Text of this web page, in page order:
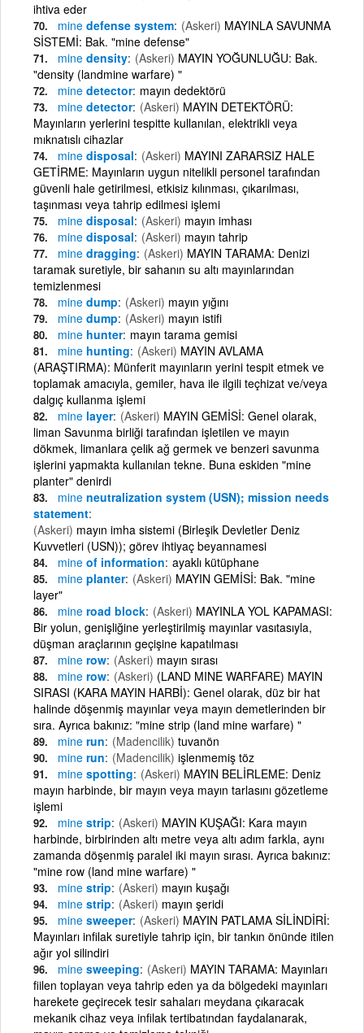
ihtiva eder
mine defense system (Askeri) MAYINLA SAVUNMA
SİSTEMİ: Bak. "mine defense"
mine density (Askeri) MAYIN YOĞUNLUĞU: Bak.
"density (landmine warfare) "
mine detector mayın dedektörü
mine detector (Askeri) MAYIN DETEKTÖRÜ:
Mayınların yerlerini tespitte kullanılan, elektrikli veya
mıknatıslı cihazlar
mine disposal (Askeri) MAYINI ZARARSIZ HALE
GETİRME: Mayınların uygun nitelikli personel tarafından
güvenli hale getirilmesi, etkisiz kılınması, çıkarılması,
taşınması veya tahrip edilmesi işlemi
mine disposal (Askeri) mayın imhası
mine disposal (Askeri) mayın tahrip
mine dragging (Askeri) MAYIN TARAMA: Denizi
taramak suretiyle, bir sahanın su altı mayınlarından
temizlenmesi
mine dump (Askeri) mayın yığını
mine dump (Askeri) mayın istifi
mine hunter mayın tarama gemisi
mine hunting (Askeri) MAYIN AVLAMA
(ARAŞTIRMA): Münferit mayınların yerini tespit etmek ve
toplamak amacıyla, gemiler, hava ile ilgili teçhizat ve/veya
dalgıç kullanma işlemi
mine layer (Askeri) MAYIN GEMİSİ: Genel olarak,
liman Savunma birliği tarafından işletilen ve mayın
dökmek, limanlara çelik ağ germek ve benzeri savunma
işlerini yapmakta kullanılan tekne. Buna eskiden "mine
planter" denirdi
mine neutralization system (USN); mission needs
statement
(Askeri) mayın imha sistemi (Birleşik Devletler Deniz
Kuvvetleri (USN)); görev ihtiyaç beyannamesi
mine of information ayaklı kütüphane
mine planter (Askeri) MAYIN GEMİSİ: Bak. "mine
layer"
mine road block (Askeri) MAYINLA YOL KAPAMASI:
Bir yolun, genişliğine yerleştirilmiş mayınlar vasıtasıyla,
düşman araçlarının geçişine kapatılması
mine row (Askeri) mayın sırası
mine row (Askeri) (LAND MINE WARFARE) MAYIN
SIRASI (KARA MAYIN HARBİ): Genel olarak, düz bir hat
halinde döşenmiş mayınlar veya mayın demetlerinden bir
sıra. Ayrıca bakınız: "mine strip (land mine warfare) "
mine run (Madencilik) tuvanön
mine run (Madencilik) işlenmemiş töz
mine spotting (Askeri) MAYIN BELİRLEME: Deniz
mayın harbinde, bir mayın veya mayın tarlasını gözetleme
işlemi
mine strip (Askeri) MAYIN KUŞAĞI: Kara mayın
harbinde, birbirinden altı metre veya altı adım farkla, aynı
zamanda döşenmiş paralel iki mayın sırası. Ayrıca bakınız:
"mine row (land mine warfare) "
mine strip (Askeri) mayın kuşağı
mine strip (Askeri) mayın şeridi
mine sweeper (Askeri) MAYIN PATLAMA SİLİNDİRİ:
Mayınları infilak suretiyle tahrip için, bir tankın önünde itilen
ağır yol silindiri
mine sweeping (Askeri) MAYIN TARAMA: Mayınları
fiilen toplayan veya tahrip eden ya da bölgedeki mayınları
harekete geçirecek tesir sahaları meydana çıkaracak
mekanik cihaz veya infilak tertibatından faydalanarak,